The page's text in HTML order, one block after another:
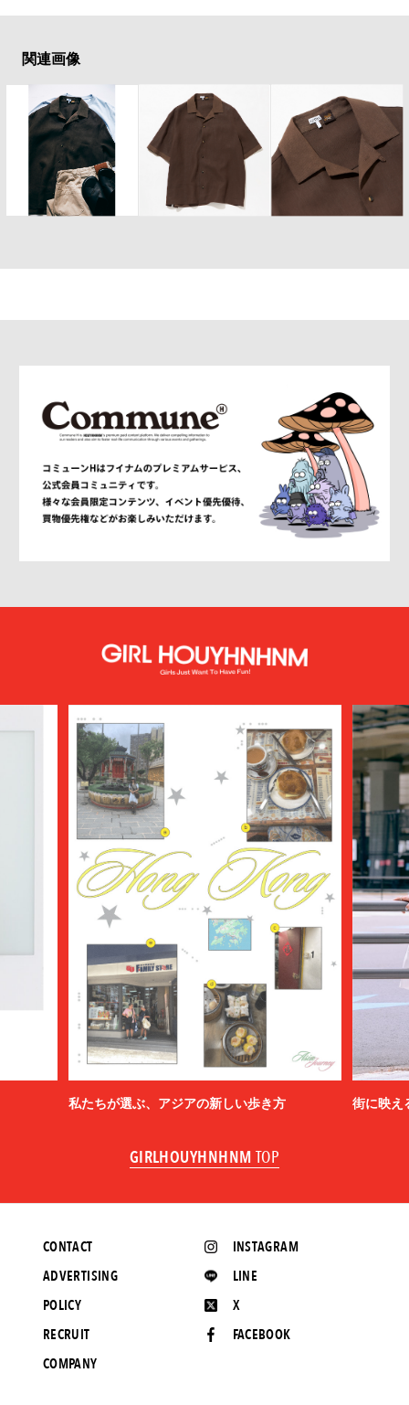
関連画像
私たちが選ぶ、アジアの新しい歩き方 街に映え
GIRLHOUYHNHNM TOP
INSTAGRAM
LINE
X
FACEBOOK
CONTACT
ADVERTISING
POLICY
RECRUIT
COMPANY